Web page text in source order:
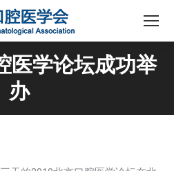
医学论坛成功举
办